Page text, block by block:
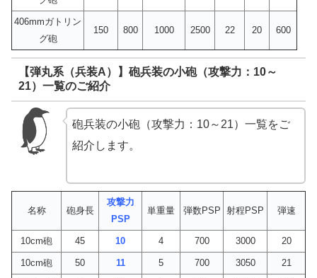
406mmガトリン
グ砲
150 800 1000 2500 22 20 600
【弾丸系（兵装A）】砲兵装の小砲（攻撃力：10～
21）一覧のご紹介
砲兵装の小砲（攻撃力：10～21）一覧をご
紹介します。
名称 砲身長
攻撃力
PSP
単重量 弾数PSP 射程PSP 弾速
10cm砲 45 10 4 700 3000 20
10cm砲 50 11 5 700 3050 21